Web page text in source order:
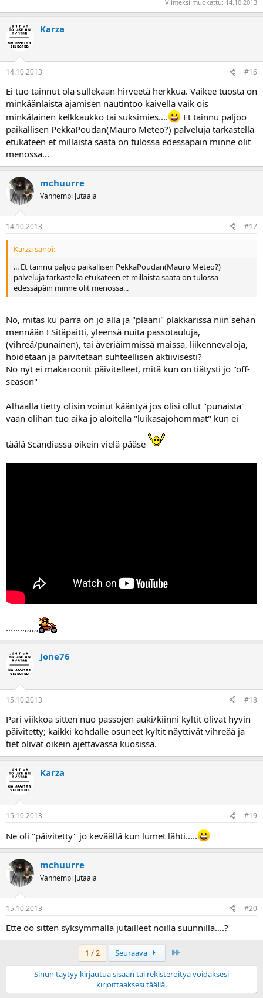
Viimeksi muokattu: 14.10.2013
Karza
14.10.2013 #16
Ei tuo tainnut ola sullekaan hirveetä herkkua. Vaikee tuosta on
minkäänlaista ajamisen nautintoo kaivella vaik ois
minkälainen kelkkaukko tai suksimies....
Et tainnu paljoo
paikallisen PekkaPoudan(Mauro Meteo?) palveluja tarkastella
etukäteen et millaista säätä on tulossa edessäpäin minne olit
menossa...
mchuurre
Vanhempi Jutaaja
14.10.2013 #17
Karza sanoi:
... Et tainnu paljoo paikallisen PekkaPoudan(Mauro Meteo?)
palveluja tarkastella etukäteen et millaista säätä on tulossa
edessäpäin minne olit menossa...
No, mitäs ku pärrä on jo alla ja "plääni" plakkarissa niin sehän
mennään ! Sitäpaitti, yleensä nuita passotauluja,
(vihreä/punainen), tai äveriäimmissä maissa, liikennevaloja,
hoidetaan ja päivitetään suhteellisen aktiivisesti?
No nyt ei makaroonit päivitelleet, mitä kun on tiätysti jo "off-
season"
Alhaalla tietty olisin voinut kääntyä jos olisi ollut "punaista"
vaan olihan tuo aika jo aloitella "luikasajohommat" kun ei
täälä Scandiassa oikein vielä pääse
........,,,,,,
Jone76
15.10.2013 #18
Pari viikkoa sitten nuo passojen auki/kiinni kyltit olivat hyvin
päivitetty; kaikki kohdalle osuneet kyltit näyttivät vihreää ja
tiet olivat oikein ajettavassa kuosissa.
Karza
15.10.2013 #19
Ne oli "päivitetty" jo keväällä kun lumet lähti.....
mchuurre
Vanhempi Jutaaja
15.10.2013 #20
Ette oo sitten syksymmällä jutailleet noilla suunnilla....?
1 / 2 Seuraava
Sinun täytyy kirjautua sisään tai rekisteröityä voidaksesi
kirjoittaaksesi täällä.